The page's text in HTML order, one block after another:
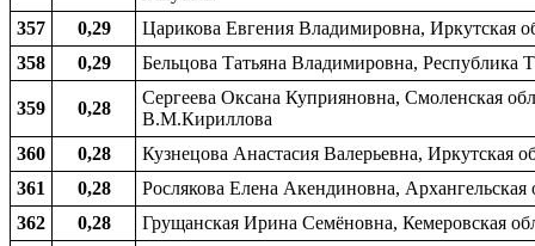
357
0,29
Царикова Евгения Владимировна, Иркутская
358
0,29 Бельцова Татьяна Владимировна,
359 0,28
Сергеева Оксана Куприяновна, Смоленская
В.М.Кириллова
360
0,28
Кузнецова Анастасия Валерьевна, Иркутская
361
0,28
Рослякова Елена Акендиновна,
362
0,28 Грущанская Ирина Семёновна, Кемеровская